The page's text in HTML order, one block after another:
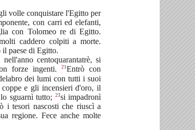
volle conquistare l'Egitto per
con carri ed elefanti,
con Tolomeo re di Egitto.
caddero colpiti a morte.
paese di Egitto.
centoquarantatrè, si
forze ingenti.
21Entrò con
dei lumi con tutti i suoi
e gli incensieri d'oro, il
sguarnì tutto;
23si impadronì
i tesori nascosti che riuscì a
regione. Fece anche molte